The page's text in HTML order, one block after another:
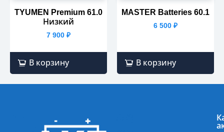
TYUMEN Premium 61.0
Низкий
7 900 ₽
В корзину
MASTER Batteries 60.1
6 500 ₽
В корзину